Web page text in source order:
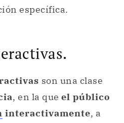
específica.
son una clase
, en la que el público
interactivamente, a